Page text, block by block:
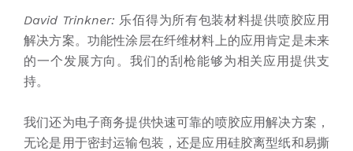
David Trinkner: 乐佰得为所有包装材料提供喷胶应用
解决方案。功能性涂层在纤维材料上的应用肯定是未来
的一个发展方向。我们的刮枪能够为相关应用提供支
持。
我们还为电子商务提供快速可靠的喷胶应用解决方案，
无论是用于密封运输包装，还是应用硅胶离型纸和易撕